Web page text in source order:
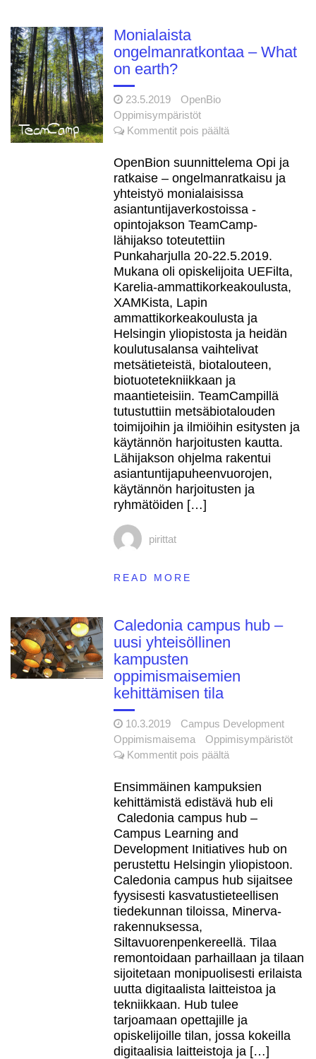
Monialaista
ongelmanratkontaa – What
on earth?
23.5.2019
OpenBio
Oppimisympäristöt
Kommentit pois päältä
–
What
on
earth?
OpenBion suunnittelema Opi ja
ratkaise – ongelmanratkaisu ja
yhteistyö monialaisissa
asiantuntijaverkostoissa -
opintojakson TeamCamp-
lähijakso toteutettiin
Punkaharjulla 20-22.5.2019.
Mukana oli opiskelijoita UEFilta,
Karelia-ammattikorkeakoulusta,
XAMKista, Lapin
ammattikorkeakoulusta ja
Helsingin yliopistosta ja heidän
koulutusalansa vaihtelivat
metsätieteistä, biotalouteen,
biotuotetekniikkaan ja
maantieteisiin. TeamCampillä
tutustuttiin metsäbiotalouden
toimijoihin ja ilmiöihin esitysten ja
käytännön harjoitusten kautta.
Lähijakson ohjelma rakentui
asiantuntijapuheenvuorojen,
käytännön harjoitusten ja
ryhmätöiden […]
pirittat
READ MORE
Caledonia campus hub –
uusi yhteisöllinen
kampusten
oppimismaisemien
kehittämisen tila
10.3.2019
Campus Development
Oppimismaisema
Oppimisympäristöt
Kommentit pois päältä
campus
hub
–
uusi
yhteisöllinen
kampusten
oppimismaisemien
kehittämisen
tila
Ensimmäinen kampuksien
kehittämistä edistävä hub eli
Caledonia campus hub –
Campus Learning and
Development Initiatives hub on
perustettu Helsingin yliopistoon.
Caledonia campus hub sijaitsee
fyysisesti kasvatustieteellisen
tiedekunnan tiloissa, Minerva-
rakennuksessa,
Siltavuorenpenkereellä. Tilaa
remontoidaan parhaillaan ja tilaan
sijoitetaan monipuolisesti erilaista
uutta digitaalista laitteistoa ja
tekniikkaan. Hub tulee
tarjoamaan opettajille ja
opiskelijoille tilan, jossa kokeilla
digitaalisia laitteistoja ja […]